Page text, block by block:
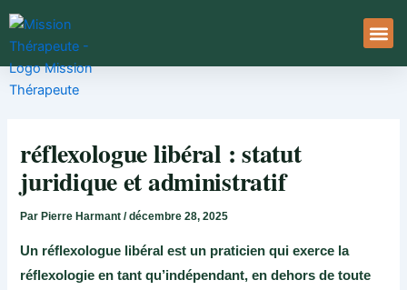
Aller
au
contenu
réflexologue libéral : statut
juridique et administratif
Par Pierre Harmant/décembre 28, 2025
Un réflexologue libéral est un praticien qui exerce la
réflexologie en tant qu’indépendant, en dehors de toute